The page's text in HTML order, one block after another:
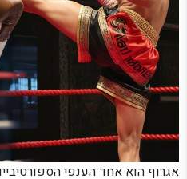
אגרוף הוא אחד הענפי